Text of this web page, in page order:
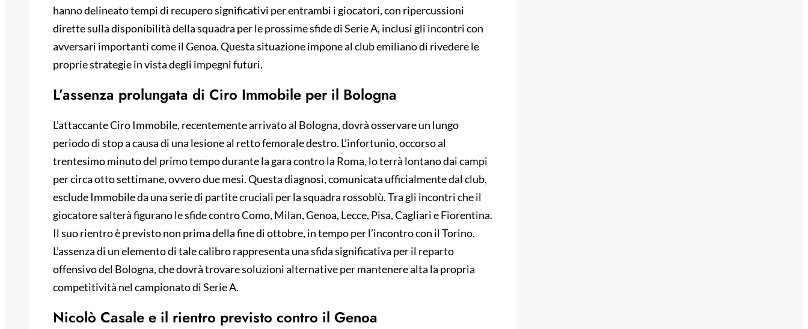
hanno delineato tempi di recupero significativi per entrambi i giocatori, con ripercussioni
dirette sulla disponibilità della squadra per le prossime sfide di Serie A, inclusi gli incontri con
avversari importanti come il Genoa. Questa situazione impone al club emiliano di rivedere le
proprie strategie in vista degli impegni futuri.
L’assenza prolungata di Ciro Immobile per il Bologna
L’attaccante Ciro Immobile, recentemente arrivato al Bologna, dovrà osservare un lungo
periodo di stop a causa di una lesione al retto femorale destro. L’infortunio, occorso al
trentesimo minuto del primo tempo durante la gara contro la Roma, lo terrà lontano dai campi
per circa otto settimane, ovvero due mesi. Questa diagnosi, comunicata ufficialmente dal club,
esclude Immobile da una serie di partite cruciali per la squadra rossoblù. Tra gli incontri che il
giocatore salterà figurano le sfide contro Como, Milan, Genoa, Lecce, Pisa, Cagliari e Fiorentina.
Il suo rientro è previsto non prima della fine di ottobre, in tempo per l’incontro con il Torino.
L’assenza di un elemento di tale calibro rappresenta una sfida significativa per il reparto
offensivo del Bologna, che dovrà trovare soluzioni alternative per mantenere alta la propria
competitività nel campionato di Serie A.
Nicolò Casale e il rientro previsto contro il Genoa